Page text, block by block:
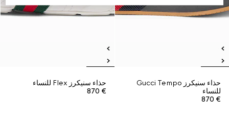
حذاء سنيكرز Gucci Tempo
للنساء
€ 870
حذاء سنيكرز Flex للنساء
€ 870